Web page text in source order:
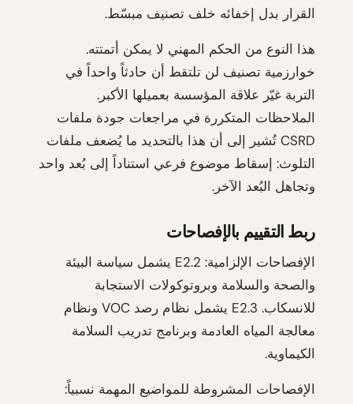
القرار بدل إخفائه خلف تصنيف مبسّط.
هذا النوع من الحكم المهني لا يمكن أتمتته.
خوارزمية تصنيف لن تلتقط أن حادثاً واحداً في
التربة غيّر علاقة المؤسسة بعميلها الأكبر.
الملاحظات المتكررة في مراجعات جودة ملفات
CSRD تُشير إلى أن هذا بالتحديد ما يُضعف ملفات
التلوث: إسقاط موضوع فرعي استناداً إلى بُعد واحد
وتجاهل البُعد الآخر.
ربط التقييم بالإفصاحات
الإفصاحات الإلزامية: E2.2 يشمل سياسة البيئة
والصحة والسلامة وبروتوكولات الاستجابة
للانسكاب. E2.3 يشمل نظام رصد VOC ونظام
معالجة المياه العادمة وبرنامج تدريب السلامة
الكيماوية.
الإفصاحات المشروطة للمواضيع المهمة نسبياً: